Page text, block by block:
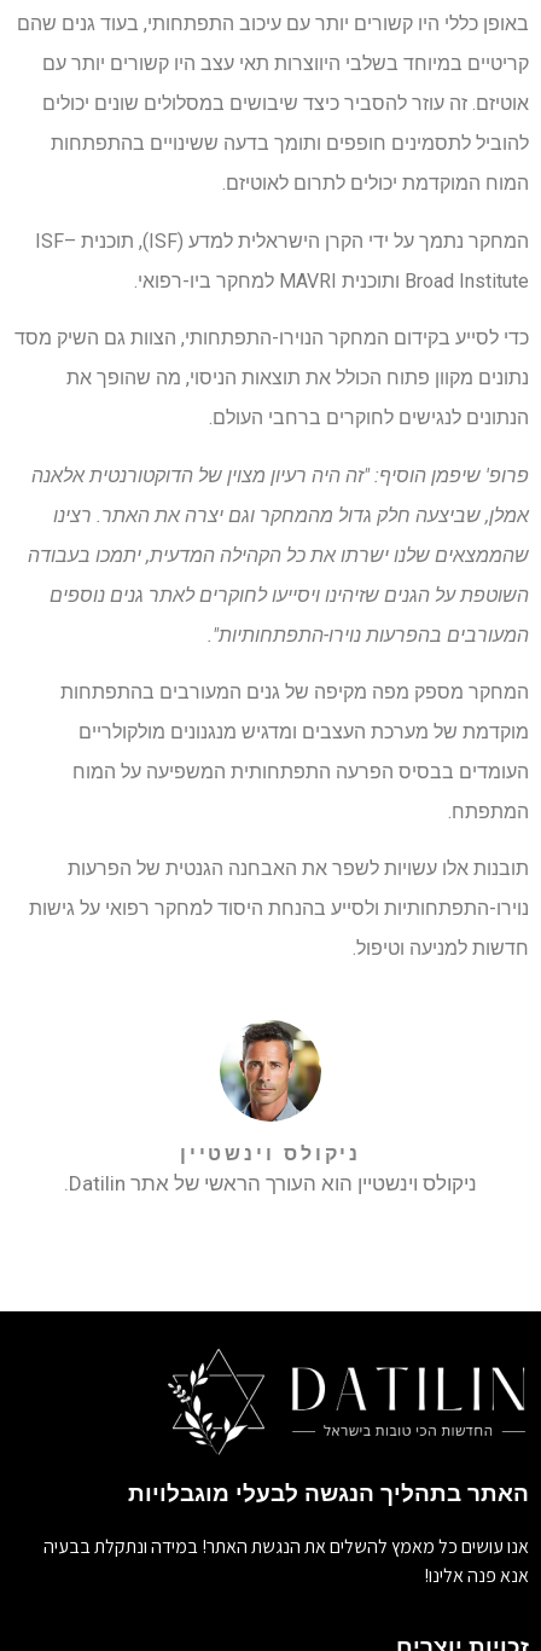
באופן כללי היו קשורים יותר עם עיכוב התפתחותי, בעוד גנים שהם
קריטיים במיוחד בשלבי היווצרות תאי עצב היו קשורים יותר עם
אוטיזם. זה עוזר להסביר כיצד שיבושים במסלולים שונים יכולים
להוביל לתסמינים חופפים ותומך בדעה ששינויים בהתפתחות
המוח המוקדמת יכולים לתרום לאוטיזם.
המחקר נתמך על ידי הקרן הישראלית למדע (ISF), תוכנית ISF–
Broad Institute ותוכנית MAVRI למחקר ביו-רפואי.
כדי לסייע בקידום המחקר הנוירו-התפתחותי, הצוות גם השיק מסד
נתונים מקוון פתוח הכולל את תוצאות הניסוי, מה שהופך את
הנתונים לנגישים לחוקרים ברחבי העולם.
פרופ' שיפמן הוסיף: "זה היה רעיון מצוין של הדוקטורנטית אלאנה
אמלן, שביצעה חלק גדול מהמחקר וגם יצרה את האתר. רצינו
שהממצאים שלנו ישרתו את כל הקהילה המדעית, יתמכו בעבודה
השוטפת על הגנים שזיהינו ויסייעו לחוקרים לאתר גנים נוספים
המעורבים בהפרעות נוירו-התפתחותיות".
המחקר מספק מפה מקיפה של גנים המעורבים בהתפתחות
מוקדמת של מערכת העצבים ומדגיש מנגנונים מולקולריים
העומדים בבסיס הפרעה התפתחותית המשפיעה על המוח
המתפתח.
תובנות אלו עשויות לשפר את האבחנה הגנטית של הפרעות
נוירו-התפתחותיות ולסייע בהנחת היסוד למחקר רפואי על גישות
חדשות למניעה וטיפול.
ניקולס וינשטיין
ניקולס וינשטיין הוא העורך הראשי של אתר Datilin.
האתר בתהליך הנגשה לבעלי מוגבלויות
אנו עושים כל מאמץ להשלים את הנגשת האתר! במידה ונתקלת בבעיה
אנא פנה אלינו!